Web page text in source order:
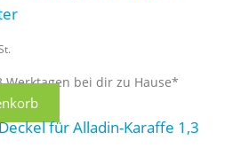
Werktagen bei dir zu Hause*